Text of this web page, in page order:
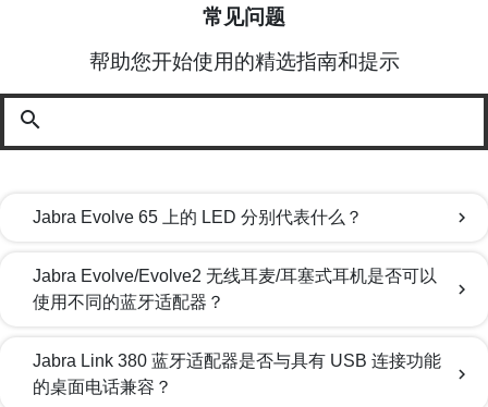
常见问题
帮助您开始使用的精选指南和提示
search
Jabra Evolve 65 上的 LED 分别代表什么？ chevron_right
Jabra Evolve/Evolve2 无线耳麦/耳塞式耳机是否可以
使用不同的蓝牙适配器？
chevron_right
Jabra Link 380 蓝牙适配器是否与具有 USB 连接功能
的桌面电话兼容？
chevron_right